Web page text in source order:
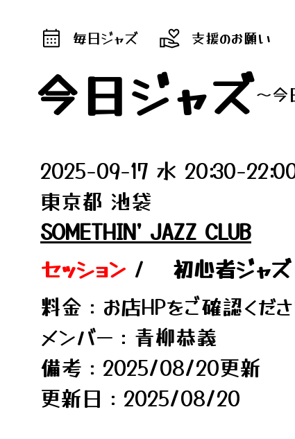
毎日ジャズ 支援のお願い
今日ジャズ～今
2025-09-17 水 20:30-
東京都 池袋
SOMETHIN' JAZZ CLUB
セッション /
初心者ジャズ
料金：お店HPをご確認くだ
メンバー：青柳恭義
備考：2025/08/20更新
更新日：2025/08/20